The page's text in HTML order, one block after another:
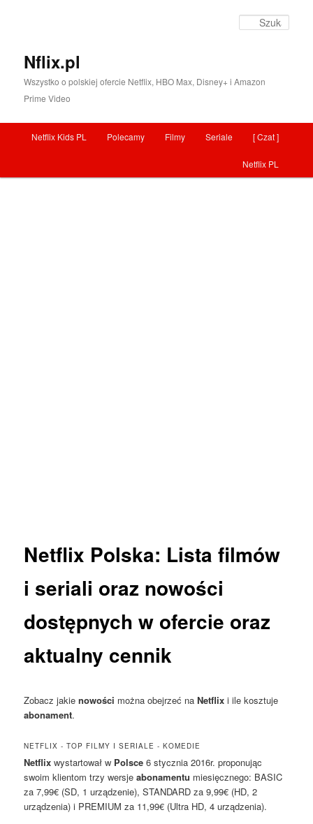
Nflix.pl
Wszystko o polskiej ofercie Netflix, HBO Max, Disney+ i Amazon
Prime Video
Menu główne
Przeskocz do tekstu [ Czat ]
Seriale
Filmy
Polecamy
Netflix Kids PL
Netflix PL
Netflix Polska: Listafilmów
i seriali oraz nowości
dostępnych w ofercie oraz
aktualny cennik
Zobacz jakienowości można obejrzeć naNetflix i ile kosztuje
abonament.
NETFLIX - TOP FILMY I SERIALE - KOMEDIE
Netflix wystartował w Polsce 6 stycznia 2016r. proponując
swoim klientom trzy wersjeabonamentu miesięcznego: BASIC
za 7,99€ (SD, 1 urządzenie), STANDARD za 9,99€ (HD, 2
urządzenia) i PREMIUM za 11,99€ (Ultra HD, 4 urządzenia).